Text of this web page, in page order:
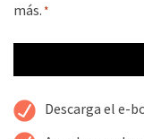
*
más.*
Alternative:
Descarga el e-